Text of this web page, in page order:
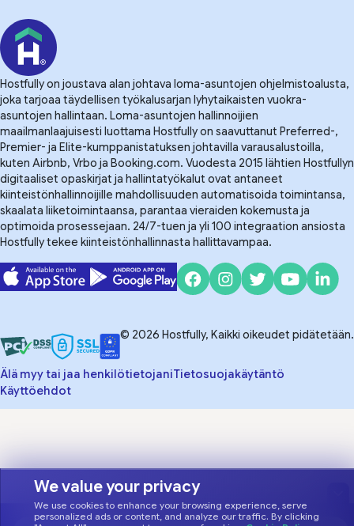
We value your privacy
We use cookies to enhance your browsing experience, serve
personalized ads or content, and analyze our traffic. By clicking
Hostfully on joustava alan johtava loma-asuntojen ohjelmistoalusta,
joka tarjoaa täydellisen työkalusarjan lyhytaikaisten vuokra-
asuntojen hallintaan. Loma-asuntojen hallinnoijien
maailmanlaajuisesti luottama Hostfully on saavuttanut Preferred-,
Premier- ja Elite-kumppanistatuksen johtavilla varausalustoilla,
kuten Airbnb, Vrbo ja Booking.com. Vuodesta 2015 lähtien Hostfullyn
digitaaliset opaskirjat ja hallintatyökalut ovat antaneet
kiinteistönhallinnoijille mahdollisuuden automatisoida toimintansa,
skaalata liiketoimintaansa, parantaa vieraiden kokemusta ja
optimoida prosessejaan. 24/7-tuen ja yli 100 integraation ansiosta
Hostfully tekee kiinteistönhallinnasta hallittavampaa.
© 2026 Hostfully, Kaikki oikeudet pidätetään.
Älä myy tai jaa henkilötietojaniTietosuojakäytäntö
Käyttöehdot